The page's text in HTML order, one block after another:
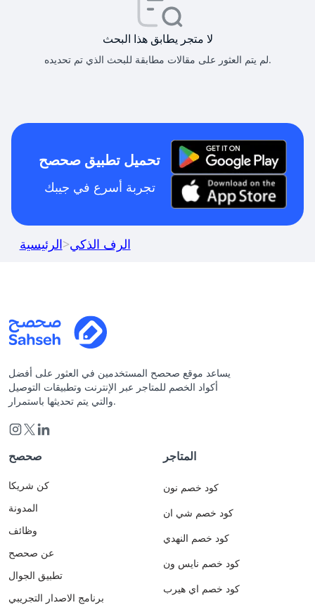
لا متجر يطابق هذا البحث
لم يتم العثور على مقالات مطابقة للبحث الذي تم تحديده.
تحميل تطبيق صحصح
تجربة أسرع في جيبك
الرئيسية>الرف الذكي
يساعد موقع صحصح المستخدمين في العثور على أفضل
أكواد الخصم للمتاجر عبر الإنترنت وتطبيقات التوصيل
والتي يتم تحديثها باستمرار.
صحصح
كن شريكا
المدونة
وظائف
عن صحصح
تطبيق الجوال
برنامج الاصدار التجريبي
المتاجر
كود خصم نون
كود خصم شي ان
كود خصم النهدي
كود خصم نايس ون
كود خصم اي هيرب